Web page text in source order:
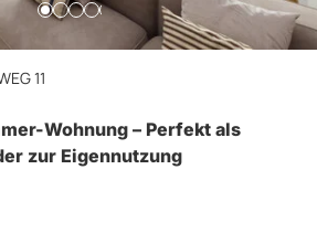
11
Wohnung – Perfekt als
zur Eigennutzung